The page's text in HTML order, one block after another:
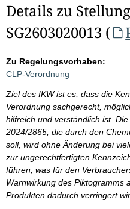
Details zu
SG2603020013 (
Zu Regelungsvorhaben:
CLP-Verordnung
Ziel des IKW ist es, dass die
Verordnung sachgerecht,
hilfreich und verständlich ist.
2024/2865, die durch den
soll, wird ohne Änderung bei
zur ungerechtfertigten
führen, was für den
Warnwirkung des Piktogramms
Produkten dadurch verringert